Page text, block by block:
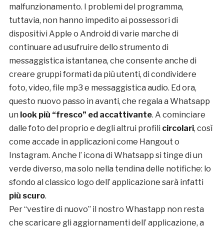
malfunzionamento. I problemi del programma,
tuttavia, non hanno impedito ai possessori di
dispositivi Apple o Android di varie marche di
continuare ad usufruire dello strumento di
messaggistica istantanea, che consente anche di
creare gruppi formati da più utenti, di condividere
foto, video, file mp3 e messaggistica audio. Ed ora,
questo nuovo passo in avanti, che regala a Whatsapp
un look più “fresco” ed accattivante. A cominciare
dalle foto del proprio e degli altrui profili circolari, così
come accade in applicazioni come Hangout o
Instagram. Anche l’ icona di Whatsapp si tinge di un
verde diverso, ma solo nella tendina delle notifiche: lo
sfondo al classico logo dell’ applicazione sarà infatti
più scuro.
Per “vestire di nuovo” il nostro Whastapp non resta
che scaricare gli aggiornamenti dell’ applicazione, a